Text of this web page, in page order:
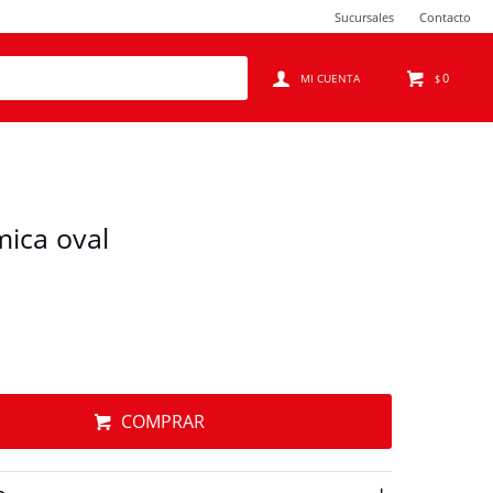
$0
Sucursales Contacto
oval
COMPRAR